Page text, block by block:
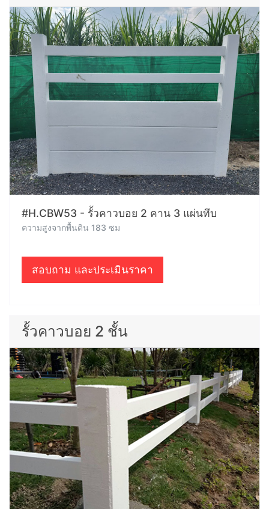
#H.CBW53 - รั้วคาวบอย 2 คาน 3 แผ่นทึบ
ความสูงจากพื้นดิน 183 ซม
สอบถาม และประเมินราคา
รั้วคาวบอย 2 ชั้น